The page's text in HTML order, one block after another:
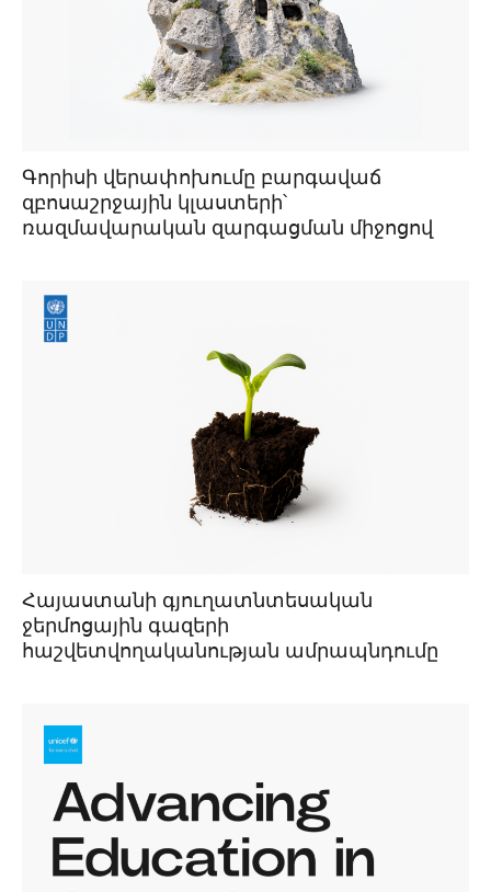
Գորիսի վերափոխումը բարգավաճ
զբոսաշրջային կլաստերի՝
ռազմավարական զարգացման միջոցով
Հայաստանի գյուղատնտեսական
ջերմոցային գազերի
հաշվետվողականության ամրապնդումը